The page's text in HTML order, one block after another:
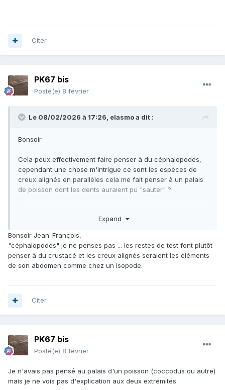
Citer
PK67 bis
Posté(e) 8 février
Le 08/02/2026 à 17:26, elasmoa dit :
Bonsoir
Cela peux effectivement faire penser à du céphalopodes,
cependant une chose m'intrigue ce sont les espèces de
creux alignés en parallèles cela me fait penser à un palais
de poisson dont les dents auraient pu "sauter" ?
Expand
Bonsoir Jean-François,
"céphalopodes" je ne penses pas ... les restes de test font plutôt
penser à du crustacé et les creux alignés seraient les éléments
de son abdomen comme chez un isopode.
Citer
PK67 bis
Posté(e) 8 février
Je n'avais pas pensé au palais d'un poisson (coccodus ou autre)
mais je ne vois pas d'explication aux deux extrémités.